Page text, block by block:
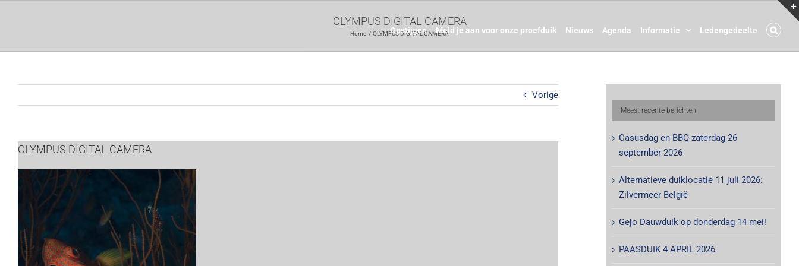
Opstijgen Meld je aan voor onze proefduik Nieuws Agenda Informatie Ledengedeelte
OLYMPUS DIGITAL CAMERA
Home OLYMPUS DIGITAL CAMERA
Vorige
OLYMPUS DIGITAL CAMERA
Meest recente berichten
Casusdag en BBQ zaterdag 26
september 2026
Alternatieve duiklocatie 11 juli 2026:
Zilvermeer België
Gejo Dauwduik op donderdag 14 mei!
PAASDUIK 4 APRIL 2026